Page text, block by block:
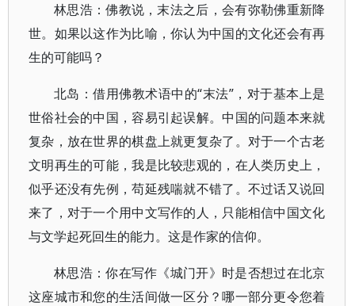
林思浩：佛教说，末法之后，会有弥勒佛重新降
世。如果以这作为比喻，你认为中国的文化还会有再
生的可能吗？
北岛：借用佛教术语中的“末法”，对于基本上是
世俗社会的中国，容易引起误解。中国的问题本来就
复杂，放在世界的棋盘上就更复杂了。对于一个古老
文明再生的可能，我是比较悲观的，在人类历史上，
似乎还没有先例，苟延残喘就不错了。不过话又说回
来了，对于一个用中文写作的人，只能相信中国文化
与文学起死回生的能力。这是作家的信仰。
林思浩：你在写作《城门开》时是否想过在北京
这座城市和您的生活间做一区分？哪一部分更令您着